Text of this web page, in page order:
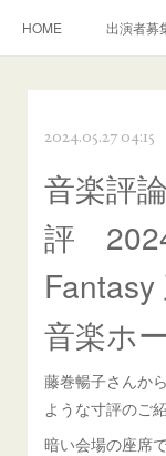
HOME 出演者募
MEDIA
NEWS Facebook
2024.05.27 04:15
音楽評
評
音楽ホ
藤巻暢子さんか
ような寸評のご
暗い会場の座席